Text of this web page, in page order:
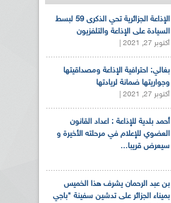
الإذاعة الجزائرية تحي الذكرى 59 لبسط
السيادة على الإذاعة والتلفزيون
أكتوبر 27, 2021 |
بغالي: احترافية الإذاعة ومصداقيتها
وجواريتها ضمانة لريادتها
أكتوبر 27, 2021 |
أحمد بلدية للإذاعة : اعداد القانون
العضوي للإعلام في مرحلته الأخيرة و
سيعرض قريبا...
بن عبد الرحمان يشرف هذا الخميس
بميناء الجزائر على تدشين سفينة "باجي